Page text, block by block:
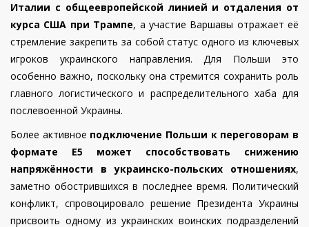
Италии с общеевропейской линией и отдаления от
курса США при Трампе, а участие Варшавы отражает её
стремление закрепить за собой статус одного из ключевых
игроков украинского направления.
Для Польши это
особенно важно, поскольку она стремится сохранить роль
главного логистического и распределительного хаба для
послевоенной Украины.
Более активное подключение Польши к переговорам в
формате Е5
может способствовать снижению
напряжённости в украинско-польских отношениях,
заметно обострившихся в последнее время. Политический
конфликт, спровоцировало решение Президента Украины
присвоить одному из украинских воинских подразделений